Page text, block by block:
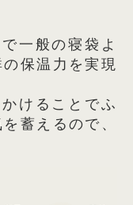
一般の寝袋よ
保温力を実現
けることでふ
蓄えるので、